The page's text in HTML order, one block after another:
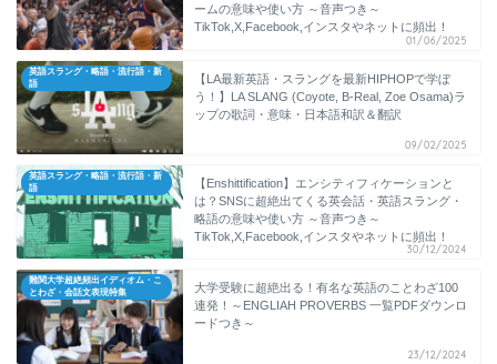
ームの意味や使い方 ～音声つき～
TikTok,X,Facebook,インスタやネットに頻出！
01/06/2025
英語スラング・略語・流行語・新
語
【LA最新英語・スラングを最新HIPHOPで学ぼ
う！】LA SLANG (Coyote, B-Real, Zoe Osama)ラ
ップの歌詞・意味・日本語和訳＆翻訳
09/02/2025
英語スラング・略語・流行語・新
語
【Enshittification】エンシティフィケーションと
は？SNSに超絶出てくる英会話・英語スラング・
略語の意味や使い方 ～音声つき～
TikTok,X,Facebook,インスタやネットに頻出！
30/12/2024
難関大学超絶頻出イディオム・こ
とわざ・会話文表現特集
大学受験に超絶出る！有名な英語のことわざ100
連発！～ENGLIAH PROVERBS 一覧PDFダウンロ
ードつき～
23/12/2024